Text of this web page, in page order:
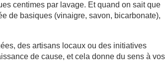
centimes par lavage. Et quand on sait que
de basiques (vinaigre, savon, bicarbonate),
des artisans locaux ou des initiatives
de cause, et cela donne du sens à vos